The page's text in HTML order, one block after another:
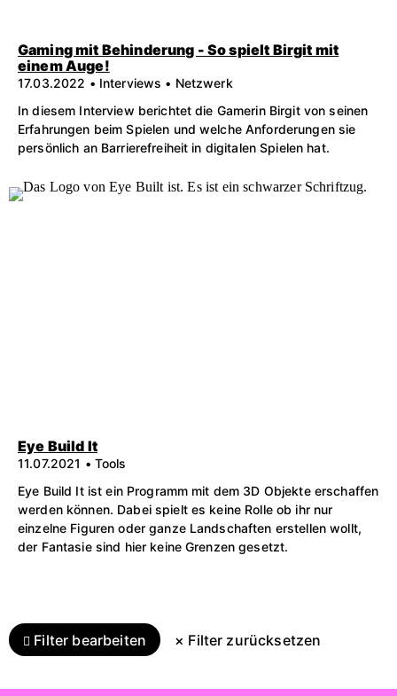
Gaming mit Behinderung - So spielt Birgit mit
einem Auge!
17.03.2022 • Interviews • Netzwerk
In diesem Interview berichtet die Gamerin Birgit von seinen
Erfahrungen beim Spielen und welche Anforderungen sie
persönlich an Barrierefreiheit in digitalen Spielen hat.
Eye Build It
11.07.2021 • Tools
Eye Build It ist ein Programm mit dem 3D Objekte erschaffen
werden können. Dabei spielt es keine Rolle ob ihr nur
einzelne Figuren oder ganze Landschaften erstellen wollt,
der Fantasie sind hier keine Grenzen gesetzt.
Filter bearbeiten × Filter zurücksetzen